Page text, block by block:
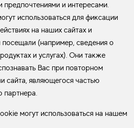
предпочтениями и интересами.
использоваться для фиксации
на наших сайтах и
(например, сведения о
и услугах). Они также
Вас при повторном
сайта, являющегося частью
партнера.
могут использоваться на нашем